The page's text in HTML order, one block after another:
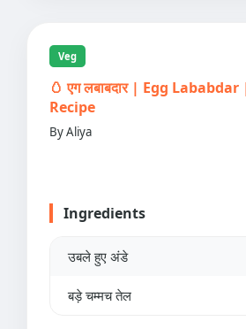
Veg
🥚 एग लबाबदार | Egg
Recipe
By Aliya
Ingredients
उबले हुए अंडे
बड़े चम्मच तेल